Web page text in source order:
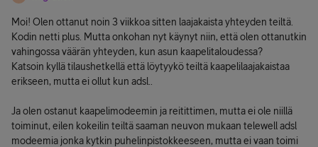
Moi! Olen ottanut noin 3 viikkoa sitten laajakaista yhteyden teiltä.
Kodin netti plus. Mutta onkohan nyt käynyt niin, että olen ottanutkin
vahingossa väärän yhteyden, kun asun kaapelitaloudessa?
Katsoin kyllä tilaushetkellä että löytyykö teiltä kaapelilaajakaistaa
erikseen, mutta ei ollut kun adsl..
Ja olen ostanut kaapelimodeemin ja reitittimen, mutta ei ole niillä
toiminut, eilen kokeilin teiltä saaman neuvon mukaan telewell adsl
modeemia jonka kytkin puhelinpistokkeeseen, mutta ei vaan toimi